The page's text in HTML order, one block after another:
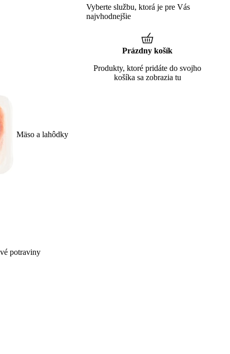
Mäso a lahôdky
potraviny
Vyberte službu, ktorá je pre Vás
najvhodnejšie
Prázdny košík
Produkty, ktoré pridáte do svojho
košíka sa zobrazia tu